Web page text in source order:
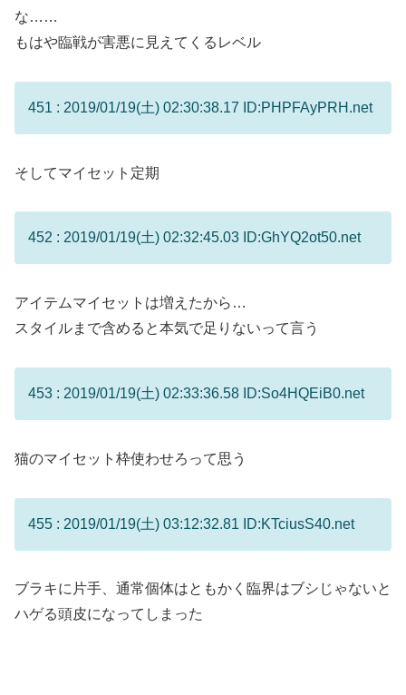
な……
もはや臨戦が害悪に見えてくるレベル
451 : 2019/01/19(土) 02:30:38.17 ID:PHPFAyPRH.net
そしてマイセット定期
452 : 2019/01/19(土) 02:32:45.03 ID:GhYQ2ot50.net
アイテムマイセットは増えたから…
スタイルまで含めると本気で足りないって言う
453 : 2019/01/19(土) 02:33:36.58 ID:So4HQEiB0.net
猫のマイセット枠使わせろって思う
455 : 2019/01/19(土) 03:12:32.81 ID:KTciusS40.net
ブラキに片手、通常個体はともかく臨界はブシじゃないと
ハゲる頭皮になってしまった